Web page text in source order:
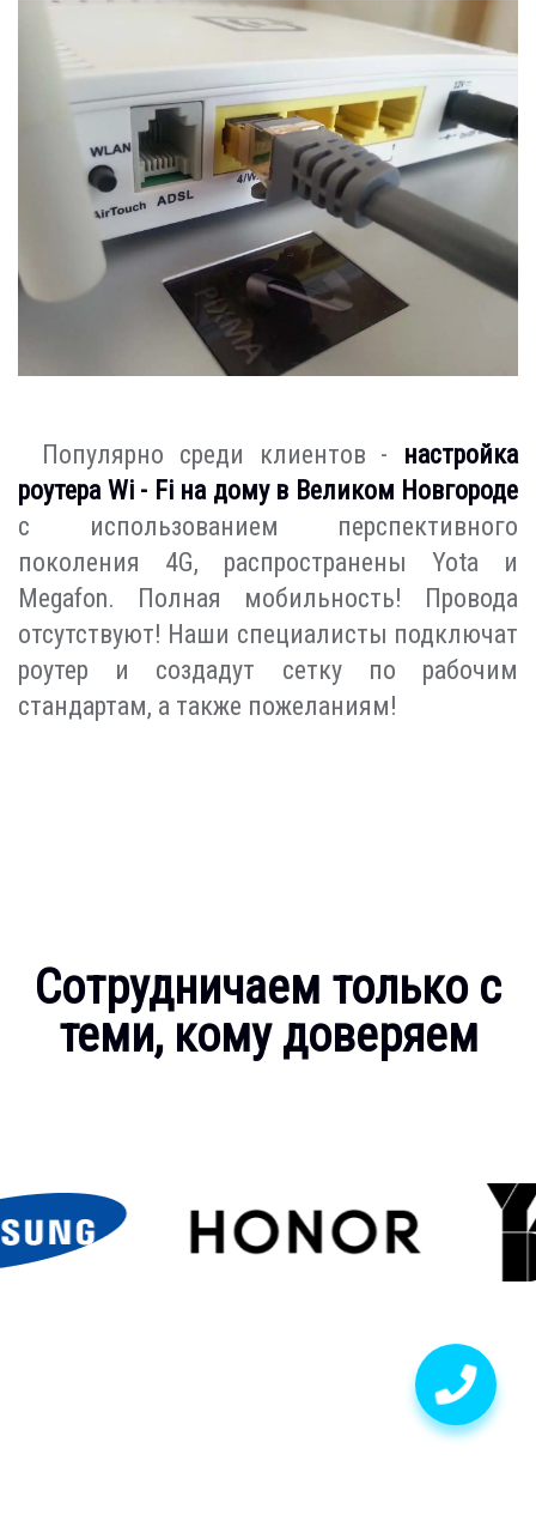
Популярно среди клиентов - настройка
роутера Wi - Fi на дому в Великом Новгороде
с использованием перспективного
поколения 4G, распространены Yota и
Megafon. Полная мобильность! Провода
отсутствуют! Наши специалисты подключат
роутер и создадут сетку по рабочим
стандартам, а также пожеланиям!
Сотрудничаем только с
теми, кому доверяем